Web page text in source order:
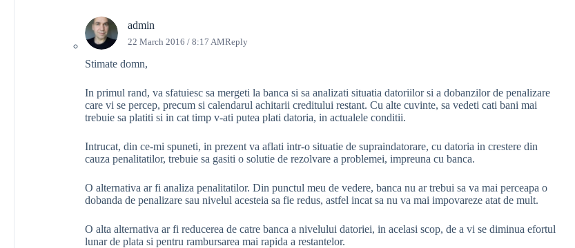
admin
22 March 2016 / 8:17 AMReply
Stimate domn,
In primul rand, va sfatuiesc sa mergeti la banca si sa analizati situatia datoriilor si a dobanzilor de penalizare
care vi se percep, precum si calendarul achitarii creditului restant. Cu alte cuvinte, sa vedeti cati bani mai
trebuie sa platiti si in cat timp v-ati putea plati datoria, in actualele conditii.
Intrucat, din ce-mi spuneti, in prezent va aflati intr-o situatie de supraindatorare, cu datoria in crestere din
cauza penalitatilor, trebuie sa gasiti o solutie de rezolvare a problemei, impreuna cu banca.
O alternativa ar fi analiza penalitatilor. Din punctul meu de vedere, banca nu ar trebui sa va mai perceapa o
dobanda de penalizare sau nivelul acesteia sa fie redus, astfel incat sa nu va mai impovareze atat de mult.
O alta alternativa ar fi reducerea de catre banca a nivelului datoriei, in acelasi scop, de a vi se diminua efortul
lunar de plata si pentru rambursarea mai rapida a restantelor.